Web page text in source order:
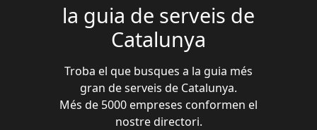
la guia de serveis de
Catalunya
Troba el que busques a la guia més
gran de serveis de Catalunya.
Més de 5000 empreses conformen el
nostre directori.